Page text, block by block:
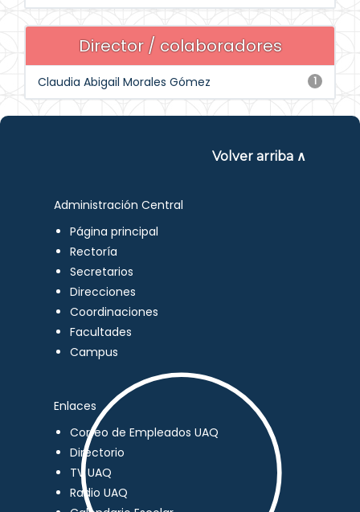
Director / colaboradores
1
Claudia Abigail Morales Gómez
Volver arriba ∧
Administración Central
Página principal
Rectoría
Secretarios
Direcciones
Coordinaciones
Facultades
Campus
Enlaces
Correo de Empleados UAQ
Directorio
TV UAQ
Radio UAQ